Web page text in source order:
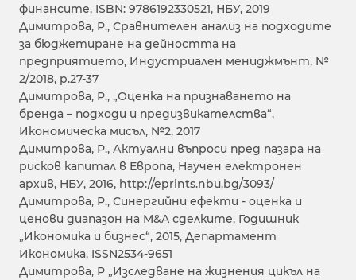
финансите, ISBN: 9786192330521, НБУ, 2019
Димитрова, Р., Сравнителен анализ на подходите
за бюджетиране на дейността на
предприятието, Индустриален мениджмънт, №
2/2018, р.27-37
Димитрова, Р., „Оценка на признаването на
бренда – подходи и предизвикателства“,
Икономическа мисъл, №2, 2017
Димитрова, Р., Актуални въпроси пред пазара на
рисков капитал в Европа, Научен електронен
архив, НБУ, 2016, http://eprints.nbu.bg/3093/
Димитрова, Р., Синергийни ефекти - оценка и
ценови диапазон на M&A сделките, Годишник
„Икономика и бизнес“, 2015, Департамент
Икономика, ISSN2534-9651
Димитрова, Р „Изследване на жизнения цикъл на